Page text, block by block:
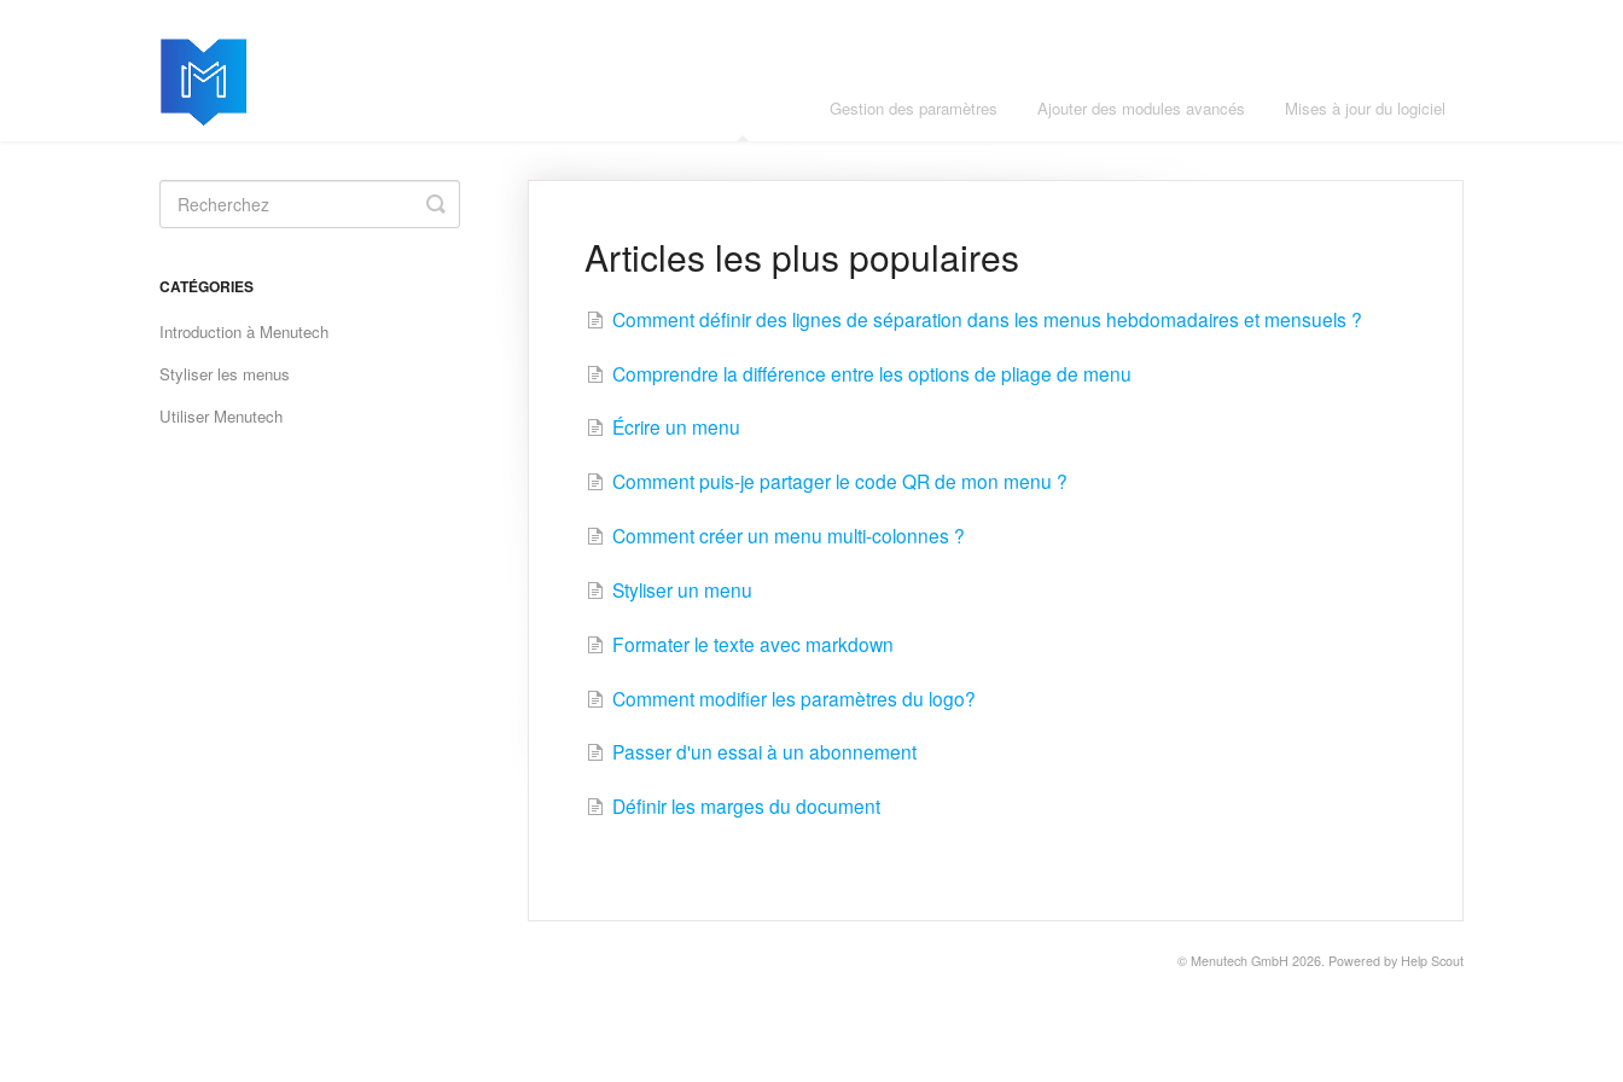
Gestion des paramètres Ajouter des modules avancés Mises à jour du logiciel
Articles les plus populaires
Comment définir des lignes de séparation dans les menus hebdomadaires et mensuels ?
Comprendre la différence entre les options de pliage de menu
Écrire un menu
Comment puis-je partager le code QR de mon menu ?
Comment créer un menu multi-colonnes ?
Styliser un menu
Formater le texte avec markdown
Comment modifier les paramètres du logo?
Passer d'un essai à un abonnement
Définir les marges du document
Toggle
Search
CATÉGORIES
Introduction à Menutech
Styliser les menus
Utiliser Menutech
© Menutech GmbH 2026. Powered by Help Scout